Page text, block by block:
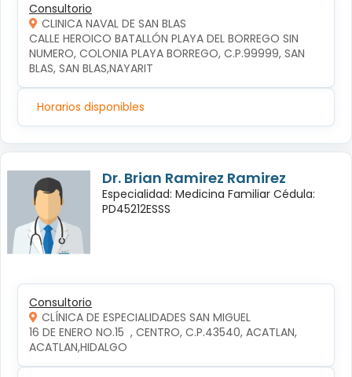
Consultorio
CLINICA NAVAL DE SAN BLAS
CALLE HEROICO BATALLÓN PLAYA DEL BORREGO SIN
NUMERO, COLONIA PLAYA BORREGO, C.P.99999, SAN
BLAS, SAN BLAS,NAYARIT
Horarios disponibles
Dr. Brian Ramirez Ramirez
Especialidad: Medicina Familiar Cédula:
PD45212ESSS
Consultorio
CLÍNICA DE ESPECIALIDADES SAN MIGUEL
16 DE ENERO NO.15  , CENTRO, C.P.43540, ACATLAN,
ACATLAN,HIDALGO